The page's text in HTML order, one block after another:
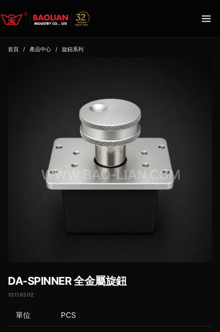
首頁 / 產品中心 / 旋鈕系列
DA-SPINNER 全金屬旋鈕
10118502
單位 PCS